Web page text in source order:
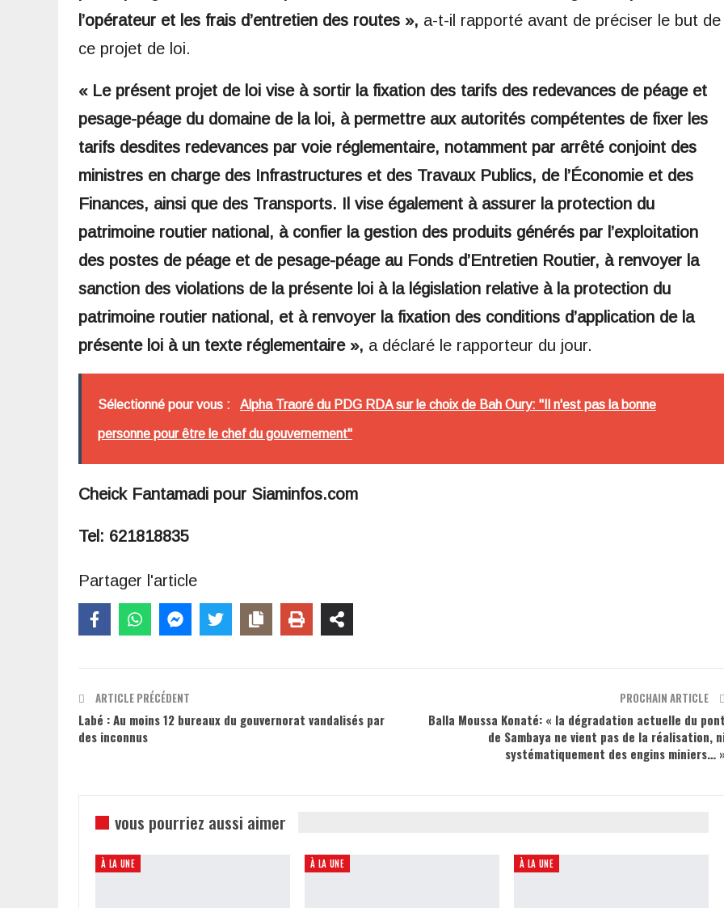
l’opérateur et les frais d’entretien des routes », a-t-il rapporté avant de préciser le but de
ce projet de loi.
« Le présent projet de loi vise à sortir la fixation des tarifs des redevances de péage et
pesage-péage du domaine de la loi, à permettre aux autorités compétentes de fixer les
tarifs desdites redevances par voie réglementaire, notamment par arrêté conjoint des
ministres en charge des Infrastructures et des Travaux Publics, de l’Économie et des
Finances, ainsi que des Transports. Il vise également à assurer la protection du
patrimoine routier national, à confier la gestion des produits générés par l’exploitation
des postes de péage et de pesage-péage au Fonds d’Entretien Routier, à renvoyer la
sanction des violations de la présente loi à la législation relative à la protection du
patrimoine routier national, et à renvoyer la fixation des conditions d’application de la
présente loi à un texte réglementaire », a déclaré le rapporteur du jour.
Sélectionné pour vous : Alpha Traoré du PDG RDA sur le choix de Bah Oury: "Il n'est pas la bonne
personne pour être le chef du gouvernement"
Cheick Fantamadi pour Siaminfos.com
Tel: 621818835
Partager l'article
ARTICLE PRÉCÉDENT
Labé : Au moins 12 bureaux du gouvernorat vandalisés par
des inconnus
PROCHAIN ARTICLE
Balla Moussa Konaté: « la dégradation actuelle du pont
de Sambaya ne vient pas de la réalisation,
systématiquement des engins miniers… »
vous pourriez aussi aimer
À LA UNE À LA UNE À LA UNE